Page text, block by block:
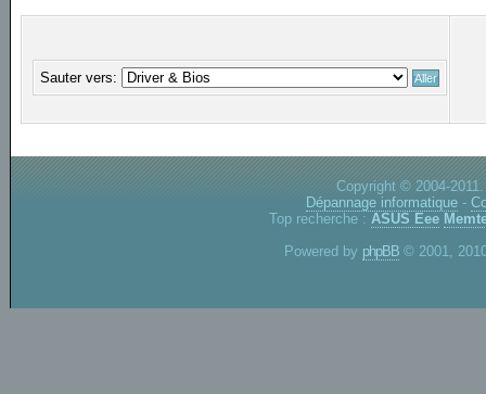
Sauter vers:
Copyright © 2004-
Dépannage informatique -
Top recherche : ASUS Eee
Powered by phpBB © 2001,